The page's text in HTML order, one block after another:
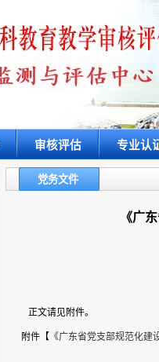
审核评估 专业认
党务文件
《广
正文请见附件。
附件【 《广东省党支部规范化建